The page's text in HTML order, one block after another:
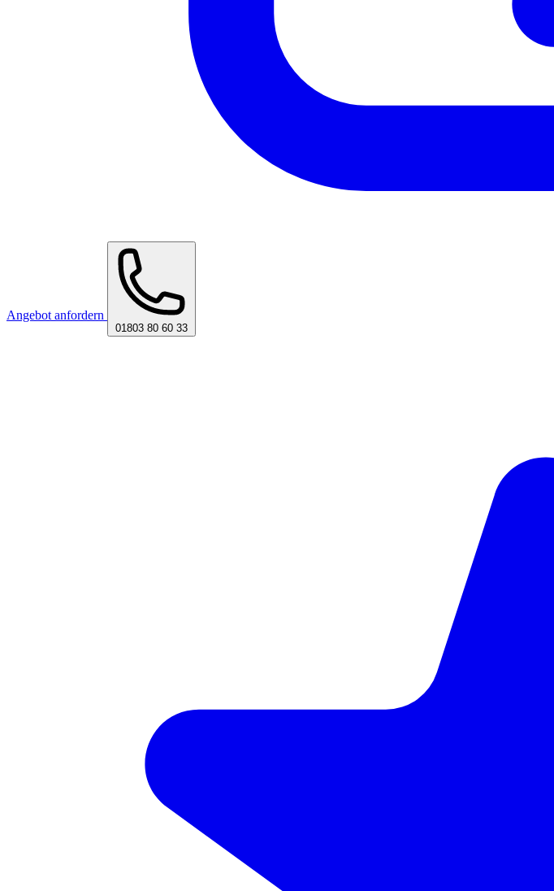
Angebot anfordern
01803 80 60 33